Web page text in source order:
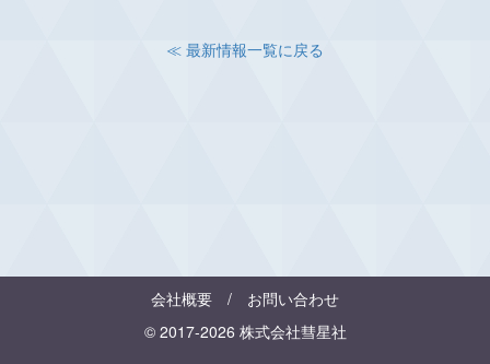
≪ 最新情報一覧に戻る
会社概要 / お問い合わせ
© 2017-2026 株式会社彗星社